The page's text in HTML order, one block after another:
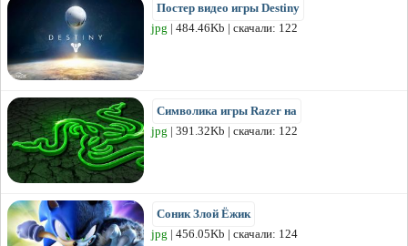
Постер видео игры Destiny
jpg | 484.46Kb | скачали: 122
Символика игры Razer на
jpg | 391.32Kb | скачали: 122
Соник Злой Ёжик
jpg | 456.05Kb | скачали: 124